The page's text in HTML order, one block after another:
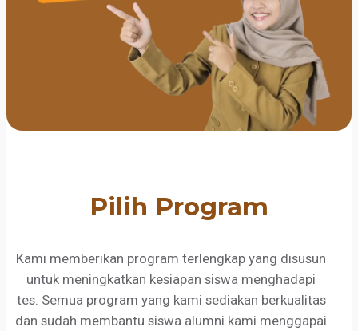
Pilih Program
Kami memberikan program terlengkap yang disusun
untuk meningkatkan kesiapan siswa menghadapi
tes. Semua program yang kami sediakan berkualitas
dan sudah membantu siswa alumni kami menggapai